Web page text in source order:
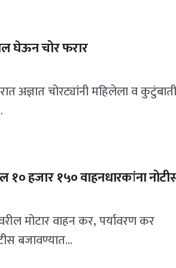
घेऊन चोर फरार
अज्ञात चोरट्यांनी महिलेला व
१० हजार १५० वाहनधारकांना
मोटार वाहन कर, पर्यावरण कर
बजावण्यात...